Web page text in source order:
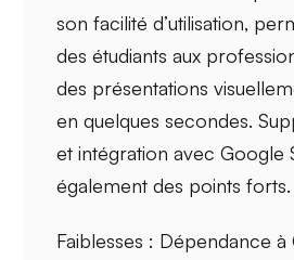
sonfacilité d’utilisation,
des étudiants aux
des présentations
en quelques secondes.
et intégration avec Google
également des points forts.
Faiblesses : Dépendance à